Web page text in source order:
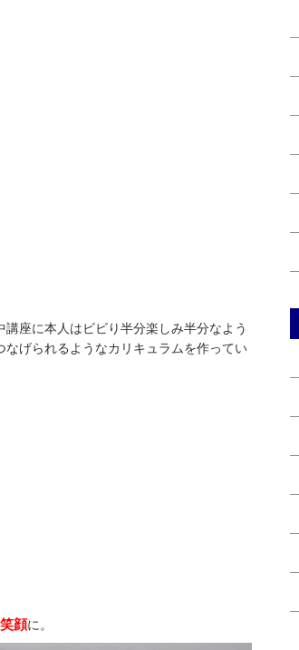
座に本人はビビり半分楽しみ半分なよう
げられるようなカリキュラムを作ってい
笑顔に。